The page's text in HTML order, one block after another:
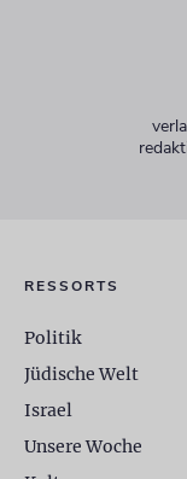
RESSORTS
Politik
Jüdische Welt
Israel
Unsere Woche